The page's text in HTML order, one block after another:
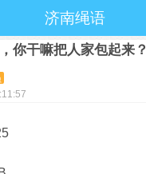
济南绳语
你干嘛把人家包起来？